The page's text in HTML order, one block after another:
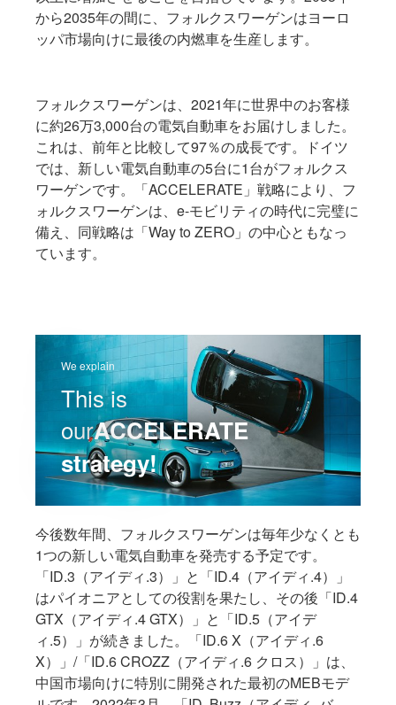
から2035年の間に、フォルクスワーゲンはヨーロ
ッパ市場向けに最後の内燃車を生産します。
フォルクスワーゲンは、2021年に世界中のお客様
に約26万3,000台の電気自動車をお届けしました。
これは、前年と比較して97％の成長です。ドイツ
では、新しい電気自動車の5台に1台がフォルクス
ワーゲンです。「ACCELERATE」戦略により、フ
ォルクスワーゲンは、e-モビリティの時代に完璧に
備え、同戦略は「Way to ZERO」の中心ともなっ
ています。
We explain
This is
ourACCELERATE
strategy!
今後数年間、フォルクスワーゲンは毎年少なくとも
1つの新しい電気自動車を発売する予定です。
「ID.3（アイディ.3）
」と「ID.4（アイディ.4）
」
はパイオニアとしての役割を果たし、その後「ID.4
GTX（アイディ.4 GTX）」と「ID.5（アイデ
ィ.5）
」が続きました。「ID.6 X（アイディ.6
X）」/「ID.6 CROZZ（アイディ.6 クロス）
」は、
中国市場向けに特別に開発された最初のMEBモデ